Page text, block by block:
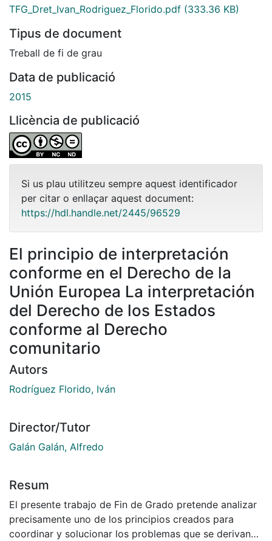
TFG_Dret_Ivan_Rodriguez_Florido.pdf (333.36 KB)
Tipus de document
Treball de fi de grau
Data de publicació
2015
Llicència de publicació
Si us plau utilitzeu sempre aquest identificador
per citar o enllaçar aquest document:
https://hdl.handle.net/2445/96529
El principio de interpretación
conforme en el Derecho de la
Unión Europea La interpretación
del Derecho de los Estados
conforme al Derecho
comunitario
Autors
Rodríguez Florido, Iván
Director/Tutor
Galán Galán, Alfredo
Resum
El presente trabajo de Fin de Grado pretende analizar
precisamente uno de los principios creados para
coordinar y solucionar los problemas que se derivan